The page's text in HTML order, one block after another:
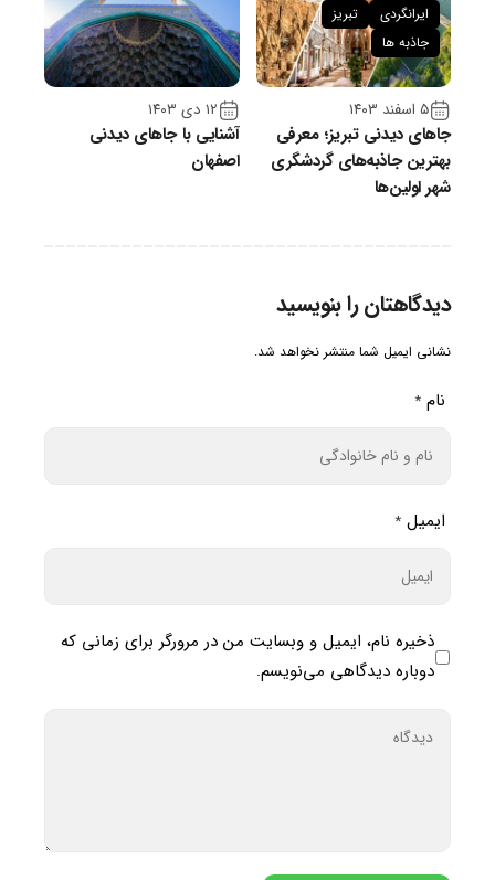
۵ اسفند ۱۴۰۳
جاهای دیدنی تبریز؛ معرفی
بهترین جاذبه‌های گردشگری
شهر اولین‌ها
ایرانگردی
تبریز
جاذبه ها
۱۲ دی ۱۴۰۳
آشنایی با جاهای دیدنی
اصفهان
دیدگاهتان را بنویسید
نشانی ایمیل شما منتشر نخواهد شد.
نام *
ایمیل *
ذخیره نام، ایمیل و وبسایت من در مرورگر برای زمانی که
دوباره دیدگاهی می‌نویسم.